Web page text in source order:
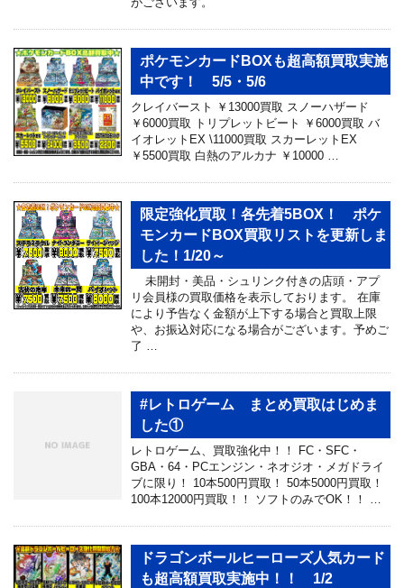
ポケモンカードBOXも超高額買取実施
中です！ 5/5・5/6
クレイバースト ￥13000買取 スノーハザード
￥6000買取 トリプレットビート ￥6000買取 バ
イオレットEX \11000買取 スカーレットEX
￥5500買取 白熱のアルカナ ￥10000 …
限定強化買取！各先着5BOX！ ポケ
モンカードBOX買取リストを更新しま
した！1/20～
未開封・美品・シュリンク付きの店頭・アプ
リ会員様の買取価格を表示しております。 在庫
により予告なく金額が上下する場合と買取上限
や、お振込対応になる場合がございます。予めご
了 …
#レトロゲーム まとめ買取はじめま
した①
レトロゲーム、買取強化中！！ FC・SFC・
GBA・64・PCエンジン・ネオジオ・メガドライ
ブに限り！ 10本500円買取！ 50本5000円買取！
100本12000円買取！！ ソフトのみでOK！！ …
ドラゴンボールヒーローズ人気カード
も超高額買取実施中！！ 1/2